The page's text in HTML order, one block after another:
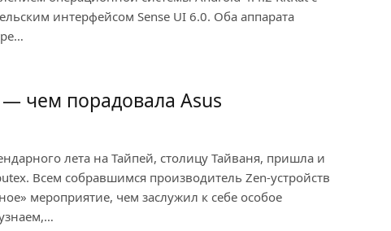
интерфейсом Sense UI 6.0. Оба аппарата
чем порадовала Asus
лета на Тайпей, столицу Тайваня, пришла и
Всем собравшимся производитель Zen-устройств
мероприятие, чем заслужил к себе особое